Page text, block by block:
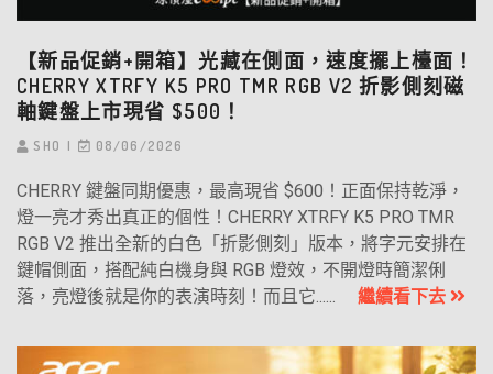
【新品促銷+開箱】光藏在側面，速度擺上檯面！
CHERRY XTRFY K5 PRO TMR RGB V2 折影側刻磁
軸鍵盤上市現省 $500！
SHO 08/06/2026
CHERRY 鍵盤同期優惠，最高現省 $600！正面保持乾淨，
燈一亮才秀出真正的個性！CHERRY XTRFY K5 PRO TMR
RGB V2 推出全新的白色「折影側刻」版本，將字元安排在
鍵帽側面，搭配純白機身與 RGB 燈效，不開燈時簡潔俐
落，亮燈後就是你的表演時刻！而且它...... 繼續看下去